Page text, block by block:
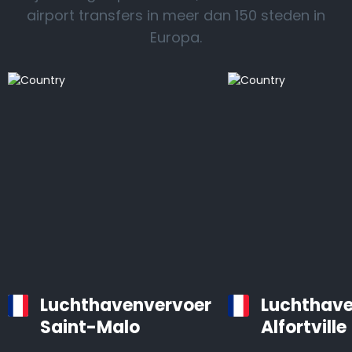
airport transfers in meer dan 150 steden in
Europa.
Luchthavenvervoer
Saint-Malo
Alfortville